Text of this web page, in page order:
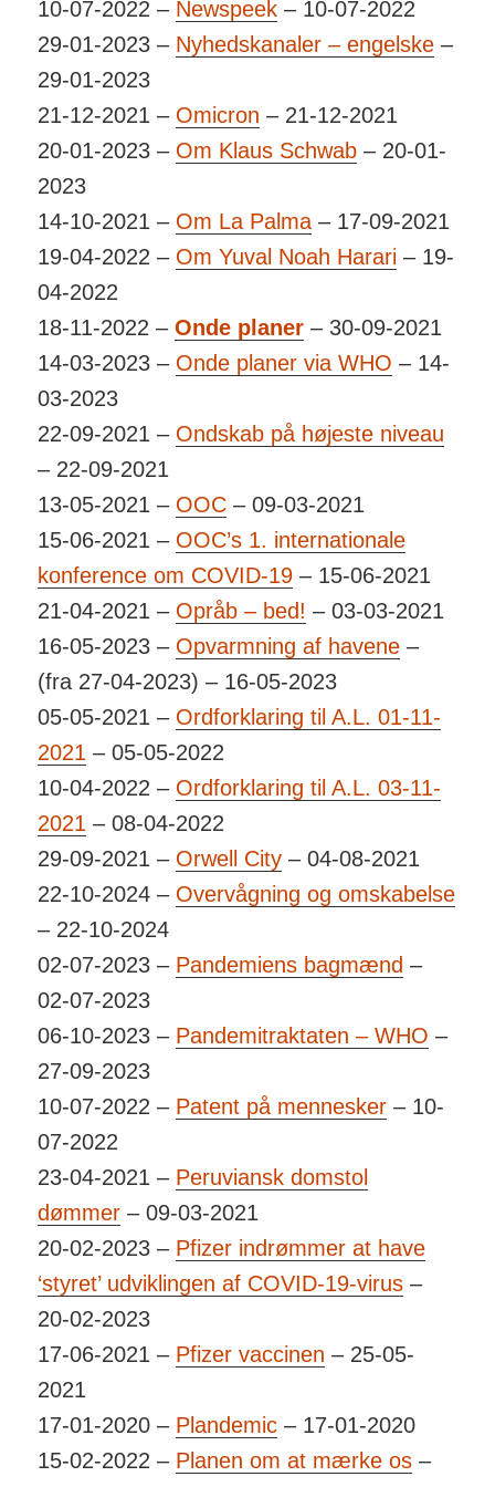
10-07-2022 – Newspeek – 10-07-2022
29-01-2023 – Nyhedskanaler – engelske –
29-01-2023
21-12-2021 – Omicron – 21-12-2021
20-01-2023 – Om Klaus Schwab – 20-01-
2023
14-10-2021 – Om La Palma – 17-09-2021
19-04-2022 – Om Yuval Noah Harari – 19-
04-2022
18-11-2022 –Onde planer – 30-09-2021
14-03-2023 – Onde planer via WHO – 14-
03-2023
22-09-2021 – Ondskab på højeste niveau
– 22-09-2021
13-05-2021 – OOC – 09-03-2021
15-06-2021 – OOC’s 1. internationale
konference om COVID-19 – 15-06-2021
21-04-2021 – Opråb – bed! – 03-03-2021
16-05-2023 – Opvarmning af havene –
(fra 27-04-2023) – 16-05-2023
05-05-2021 – Ordforklaring til A.L. 01-11-
2021 – 05-05-2022
10-04-2022 – Ordforklaring til A.L. 03-11-
2021 – 08-04-2022
29-09-2021 – Orwell City – 04-08-2021
22-10-2024 – Overvågning og omskabelse
– 22-10-2024
02-07-2023 – Pandemiens bagmænd –
02-07-2023
06-10-2023 – Pandemitraktaten – WHO –
27-09-2023
10-07-2022 – Patent på mennesker – 10-
07-2022
23-04-2021 – Peruviansk domstol
dømmer – 09-03-2021
20-02-2023 – Pfizer indrømmer at have
‘styret’ udviklingen af COVID-19-virus –
20-02-2023
17-06-2021 – Pfizer vaccinen – 25-05-
2021
17-01-2020 – Plandemic – 17-01-2020
15-02-2022 – Planen om at mærke os –